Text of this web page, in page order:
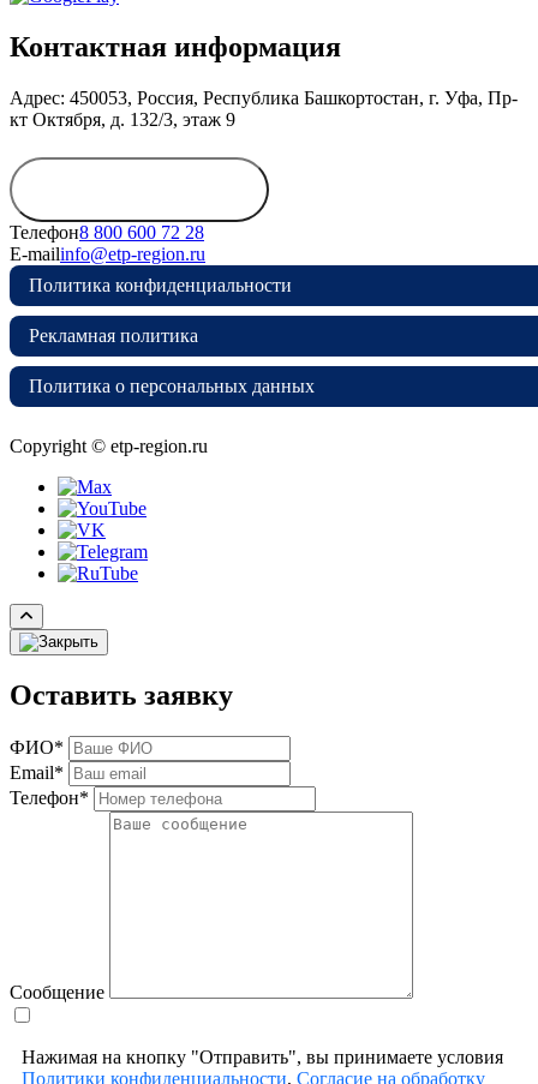
Контактная информация
Адрес: 450053, Россия, Республика Башкортостан, г. Уфа, Пр-
кт Октября, д. 132/3, этаж 9
Телефон8 800 600 72 28
E-mailinfo@etp-region.ru
Политика конфиденциальности
Рекламная политика
Политика о персональных данных
Copyright © etp-region.ru
Оставить заявку
ФИО*
Email*
Телефон*
Сообщение
Нажимая на кнопку "Отправить", вы принимаете условия
Политики конфиденциальности, Согласие на обработку